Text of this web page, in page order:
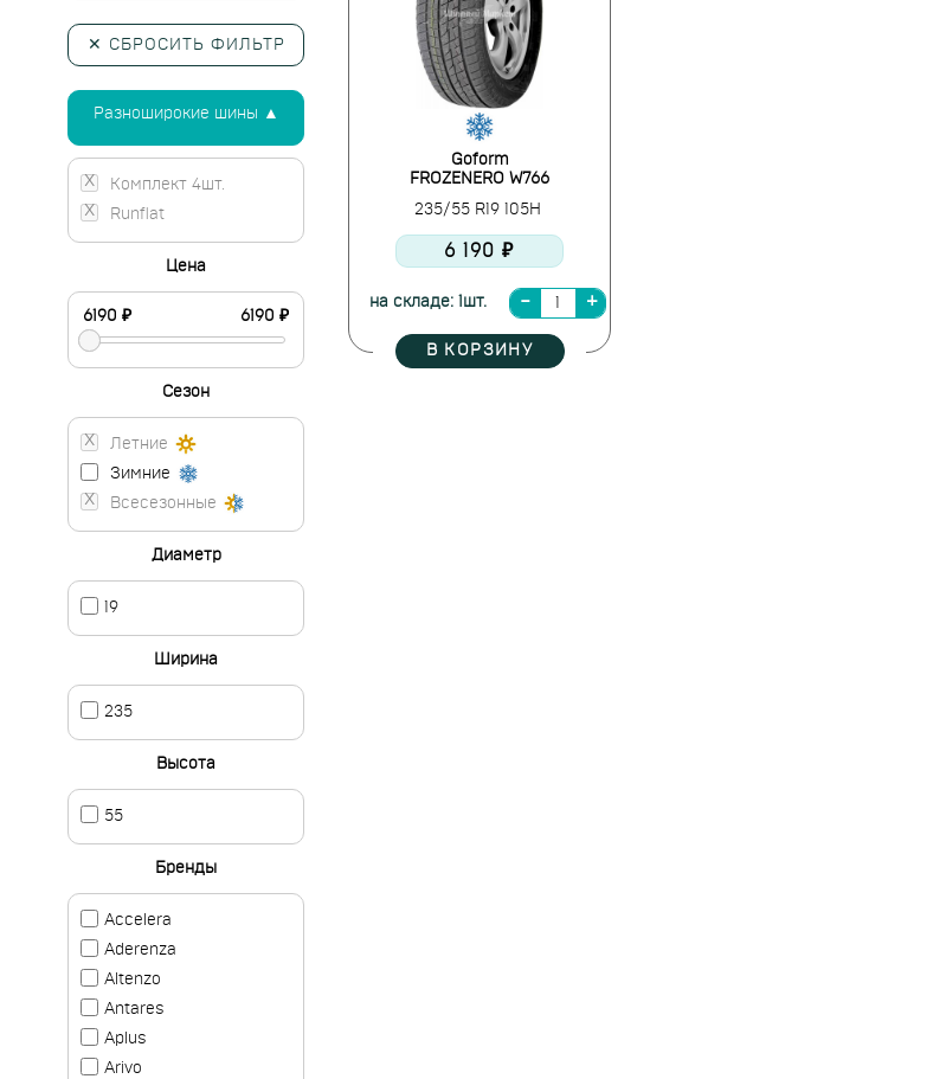
Goform
FROZENERO W766
235/55 R19 105H
6 190 ₽
на складе: 1шт.
В КОРЗИНУ
✕ СБРОСИТЬ ФИЛЬТР
Разноширокие шины ▲
Комплект 4шт.
Runflat
Цена
Сезон
Летние
Зимние
Всесезонные
Диаметр
19
Ширина
235
Высота
55
Бренды
Accelera
Aderenza
Altenzo
Antares
Aplus
Arivo